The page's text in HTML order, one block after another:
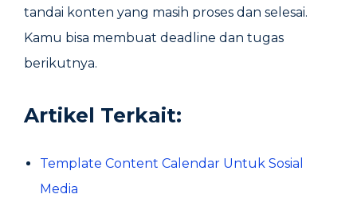
tandai konten yang masih proses dan selesai.
Kamu bisa membuat deadline dan tugas
berikutnya.
Artikel Terkait:
Template Content Calendar Untuk Sosial
Media